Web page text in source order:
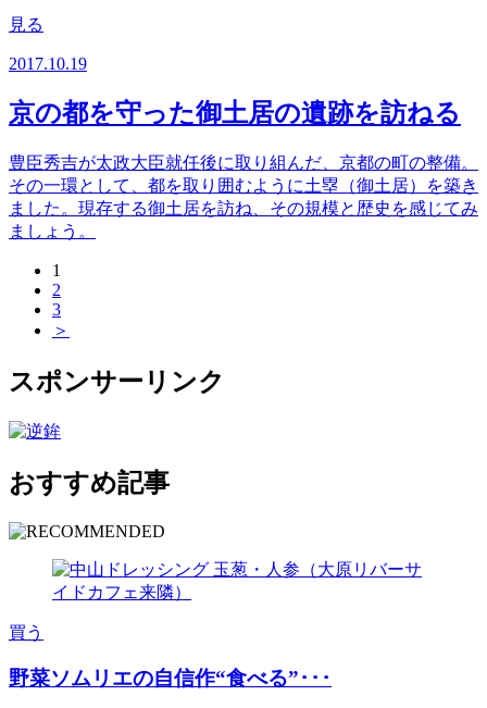
見る
2017.10.19
京の都を守った御土居の遺跡を訪ねる
豊臣秀吉が太政大臣就任後に取り組んだ、京都の町の整備。
その一環として、都を取り囲むように土塁（御土居）を築き
ました。現存する御土居を訪ね、その規模と歴史を感じてみ
ましょう。
1
2
3
＞
スポンサーリンク
おすすめ記事
買う
野菜ソムリエの自信作“食べる”･･･